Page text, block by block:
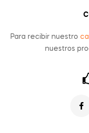
Para recibir nuestro
nuestros